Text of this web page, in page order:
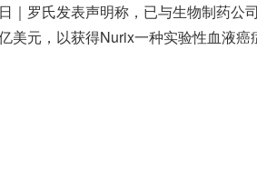
｜罗氏发表声明称，已与生物制药公
美元，以获得Nurix一种实验性血液癌